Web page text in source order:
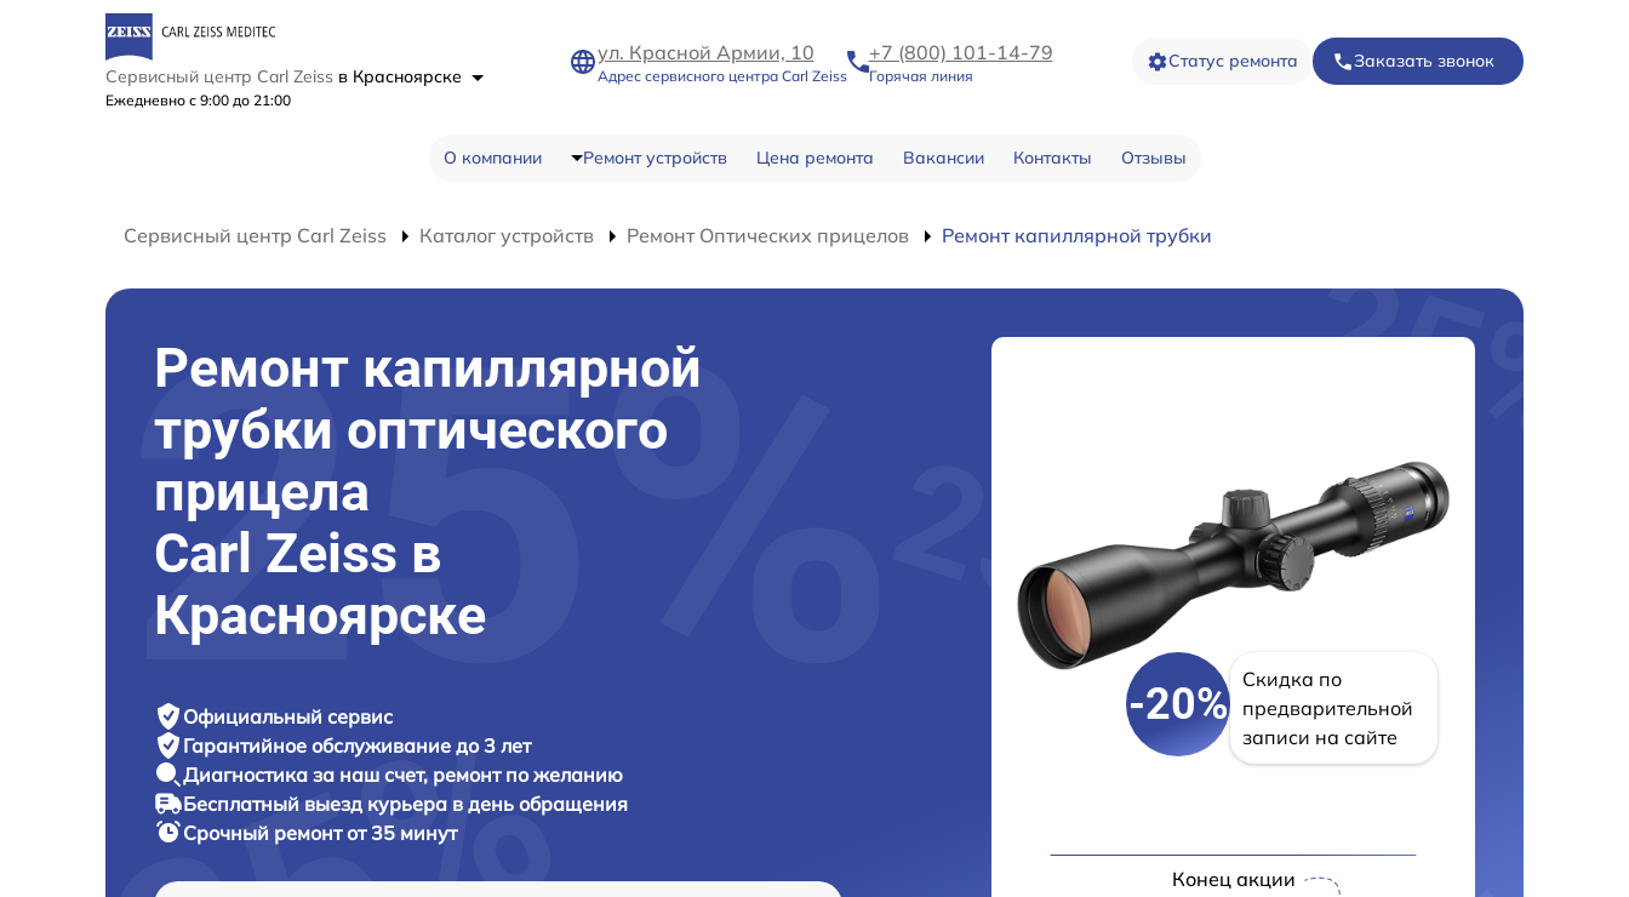
Сервисный центр Carl Zeiss в Красноярске
Ежедневно с 9:00 до 21:00
ул. Красной Армии, 10
Адрес сервисного центра Carl Zeiss
+7 (800) 101-14-79
Горячая линия
Статус ремонта Заказать звонок
О компании Ремонт устройств Цена ремонта Вакансии Контакты Отзывы
Сервисный центр Carl Zeiss Каталог устройств Ремонт Оптических прицелов Ремонт капиллярной трубки
Ремонт капиллярной
трубки оптического
прицела
Carl Zeiss в
Красноярске
Официальный сервис
Гарантийное обслуживание до 3 лет
Диагностика за наш счет, ремонт по желанию
Бесплатный выезд курьера в день обращения
Срочный ремонтот 35 минут
-20%
Скидка по
предварительной
записи на сайте
Конец акции